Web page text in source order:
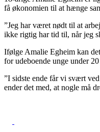
få økonomien til at hænge
”Jeg har været nødt til at
ikke rigtig har tid til, når jeg
Ifølge Amalie Egheim kan
for udeboende unge under
”I sidste ende får vi svært
ender det med, at nogle må